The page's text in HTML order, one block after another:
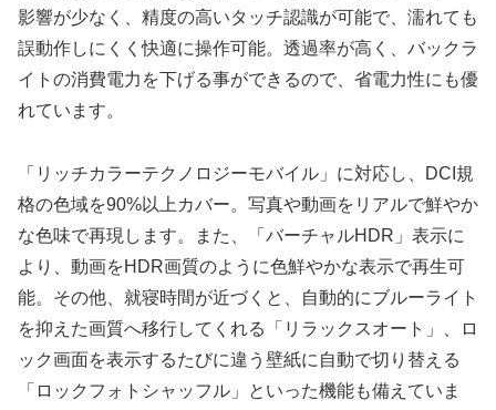
影響が少なく、精度の高いタッチ認識が可能で、濡れても
誤動作しにくく快適に操作可能。透過率が高く、バックラ
イトの消費電力を下げる事ができるので、省電力性にも優
れています。
「リッチカラーテクノロジーモバイル」に対応し、DCI規
格の色域を90%以上カバー。写真や動画をリアルで鮮やか
な色味で再現します。また、「バーチャルHDR」表示に
より、動画をHDR画質のように色鮮やかな表示で再生可
能。その他、就寝時間が近づくと、自動的にブルーライト
を抑えた画質へ移行してくれる「リラックスオート」、ロ
ック画面を表示するたびに違う壁紙に自動で切り替える
「ロックフォトシャッフル」といった機能も備えていま